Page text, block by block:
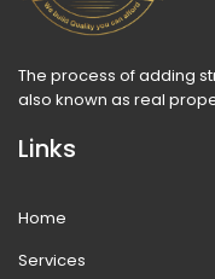
The process of adding
also known as real
Links
Home
Services